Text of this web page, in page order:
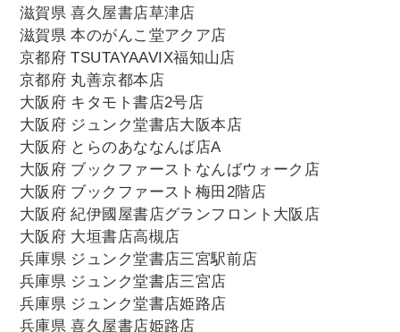
滋賀県 喜久屋書店草津店
滋賀県 本のがんこ堂アクア店
京都府 TSUTAYAAVIX福知山店
京都府 丸善京都本店
大阪府 キタモト書店2号店
大阪府 ジュンク堂書店大阪本店
大阪府 とらのあななんば店A
大阪府 ブックファーストなんばウォーク店
大阪府 ブックファースト梅田2階店
大阪府 紀伊國屋書店グランフロント大阪店
大阪府 大垣書店高槻店
兵庫県 ジュンク堂書店三宮駅前店
兵庫県 ジュンク堂書店三宮店
兵庫県 ジュンク堂書店姫路店
兵庫県 喜久屋書店姫路店